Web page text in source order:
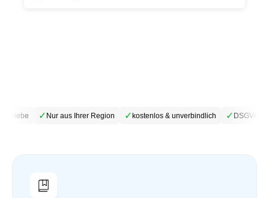
✓Nur aus Ihrer Region ✓kostenlos & unverbindlich ✓DSGVO-